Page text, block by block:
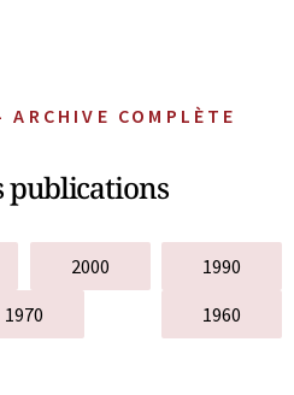
COMPLÈTE
publications
2000
1990
1970 1960